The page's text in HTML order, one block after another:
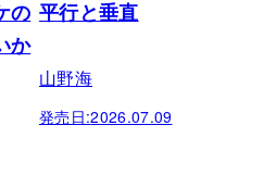
の
か
平行と垂直
山野海
発売日:2026.07.09